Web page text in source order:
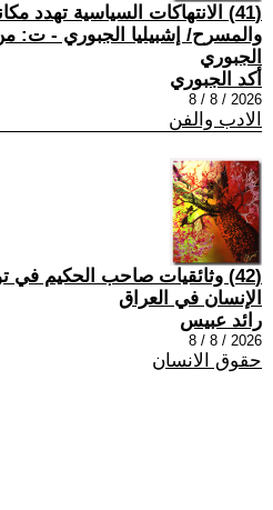
(41) الانتهاكات السياسية تهدد
والمسرح/ إشبيليا الجبوري - ت: من
الجبوري
أكد الجبوري
2026 / 8 / 8
الادب والفن
(42) وثائقيات صاحب الحكيم في
الإنسان في العراق
رائد عبيس
2026 / 8 / 8
حقوق الانسان